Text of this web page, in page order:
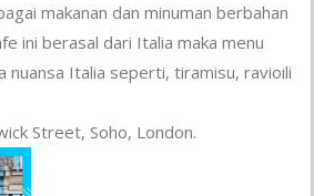
makanan dan minuman berbahan
ini berasal dari Italia maka menu
nuansa Italia seperti, tiramisu, ravioili
Street, Soho, London.